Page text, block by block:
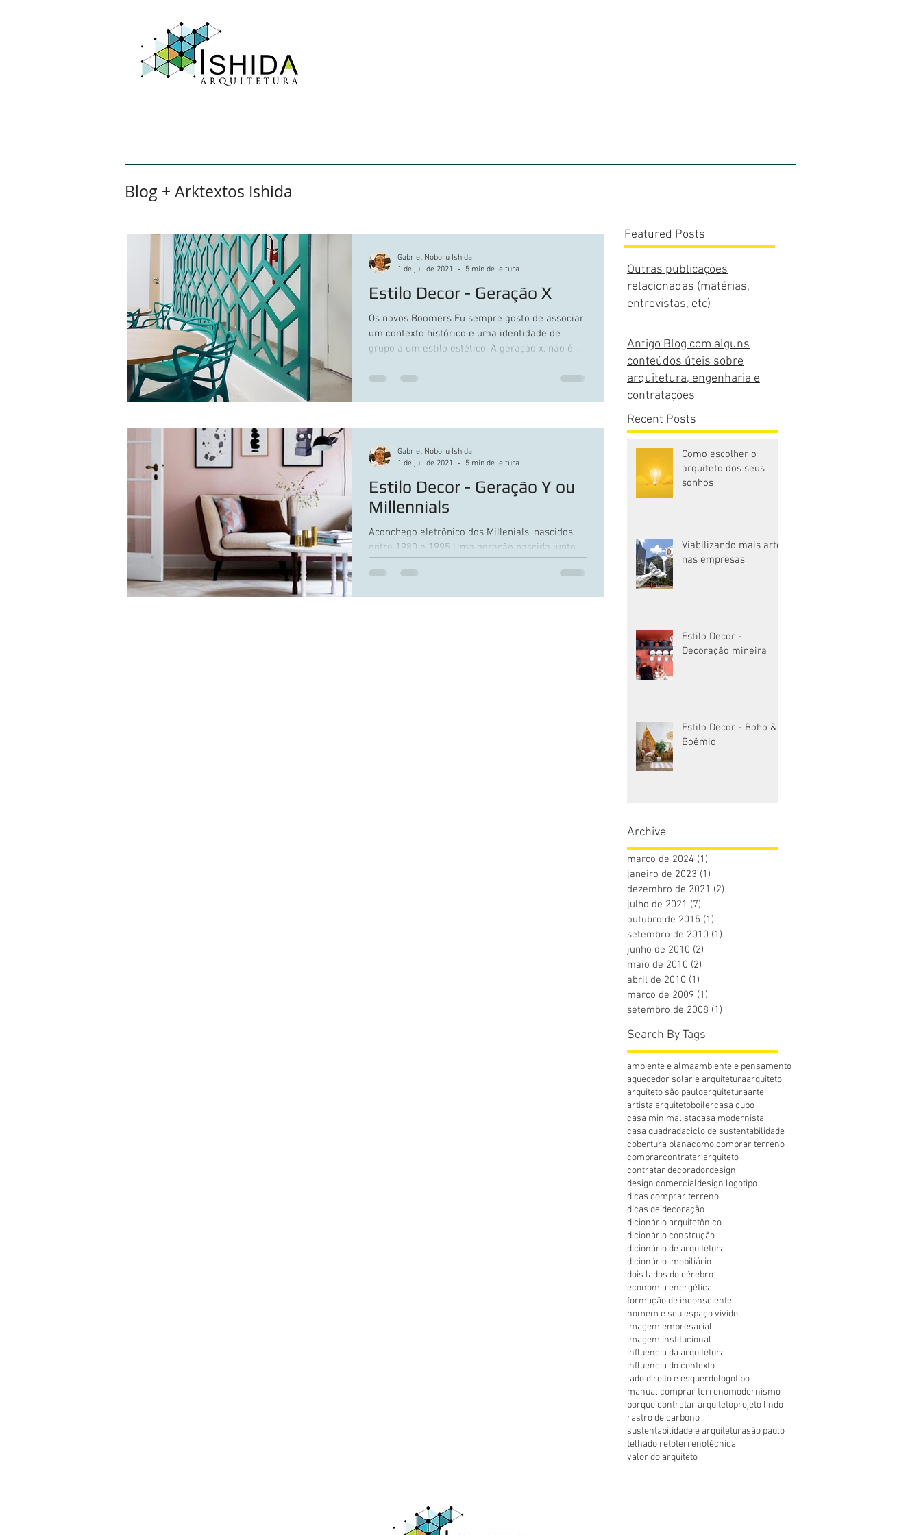
Blog + Arktextos Ishida
Estilo Decor - Geração X
Os novos Boomers Eu sempre gosto de associar
um contexto histórico e uma identidade de
grupo a um estilo estético. A geração x, não é...
Gabriel Noboru Ishida
1 de jul. de 2021
5 min de leitura
Estilo Decor - Geração Y ou
Millennials
Aconchego eletrônico dos Millenials, nascidos
entre 1980 e 1995 Uma geração nascida junto
Gabriel Noboru Ishida
1 de jul. de 2021
5 min de leitura
Featured Posts
Outras publicações
relacionadas (matérias,
entrevistas, etc)
Antigo Blog com alguns
conteúdos úteis sobre
arquitetura, engenharia e
contratações
Recent Posts
Como escolher o
arquiteto dos seus
sonhos
Viabilizando mais arte
nas empresas
Estilo Decor -
Decoração mineira
Estilo Decor - Boho &
Boêmio
Archive
março de 2024 (1)
janeiro de 2023 (1)
dezembro de 2021 (2)
julho de 2021 (7)
outubro de 2015 (1)
setembro de 2010 (1)
junho de 2010 (2)
maio de 2010 (2)
abril de 2010 (1)
março de 2009 (1)
setembro de 2008 (1)
Search By Tags
ambiente e almaambiente e pensamento
aquecedor solar e arquiteturaarquiteto
arquiteto são pauloarquiteturaarte
artista arquitetoboilercasa cubo
casa minimalistacasa modernista
casa quadradaciclo de sustentabilidade
cobertura planacomo comprar terreno
comprarcontratar arquiteto
contratar decoradordesign
design comercialdesign logotipo
dicas comprar terreno
dicas de decoração
dicionário arquitetônico
dicionário construção
dicionário de arquitetura
dicionário imobiliário
dois lados do cérebro
economia energética
formação de inconsciente
homem e seu espaço vivido
imagem empresarial
imagem institucional
influencia da arquitetura
influencia do contexto
lado direito e esquerdologotipo
manual comprar terrenomodernismo
porque contratar arquitetoprojeto lindo
rastro de carbono
sustentabilidade e arquiteturasão paulo
telhado retoterrenotécnica
valor do arquiteto